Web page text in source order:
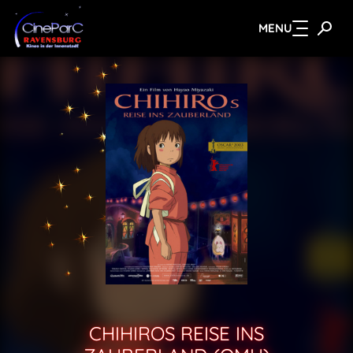
Zum Hauptinhalt springen MENU
CHIHIROS REISE INS